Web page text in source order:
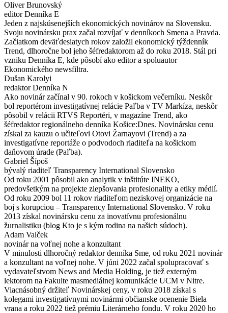
Oliver Brunovský
editor Denníka E
Jeden z najskúsenejších ekonomických novinárov na Slovensku.
Svoju novinársku prax začal rozvíjať v denníkoch Smena a Pravda.
Začiatkom deväťdesiatych rokov založil ekonomický týždenník
Trend, dlhoročne bol jeho šéfredaktorom až do roku 2018. Stál pri
vzniku Denníka E, kde pôsobí ako editor a spoluautor
Ekonomického newsfiltra.
Dušan Karolyi
redaktor Denníka N
Ako novinár začínal v 90. rokoch v košickom večerníku. Neskôr
bol reportérom investigatívnej relácie Paľba v TV Markíza, neskôr
pôsobil v relácii RTVS Reportéri, v magazíne Trend, ako
šéfredaktor regionálneho denníka Košice:Dnes. Novinársku cenu
získal za kauzu o učiteľovi Otovi Žarnayovi (Trend) a za
investigatívne reportáže o podvodoch riaditeľa na košickom
daňovom úrade (Paľba).
Gabriel Šípoš
bývalý riaditeľ Transparency International Slovensko
Od roku 2001 pôsobil ako analytik v inštitúte INEKO,
predovšetkým na projekte zlepšovania profesionality a etiky médií.
Od roku 2009 bol 11 rokov riaditeľom neziskovej organizácie na
boj s korupciou – Transparency International Slovensko. V roku
2013 získal novinársku cenu za inovatívnu profesionálnu
žurnalistiku (blog Kto je s kým rodina na našich súdoch).
Adam Valček
novinár na voľnej nohe a konzultant
V minulosti dlhoročný redaktor denníka Sme, od roku 2021 novinár
a konzultant na voľnej nohe. V júni 2022 začal spolupracovať s
vydavateľstvom News and Media Holding, je tiež externým
lektorom na Fakulte masmediálnej komunikácie UCM v Nitre.
Viacnásobný držiteľ Novinárskej ceny, v roku 2018 získal s
kolegami investigatívnymi novinármi občianske ocenenie Biela
vrana a roku 2022 tiež prémiu Literárneho fondu. V roku 2020 ho